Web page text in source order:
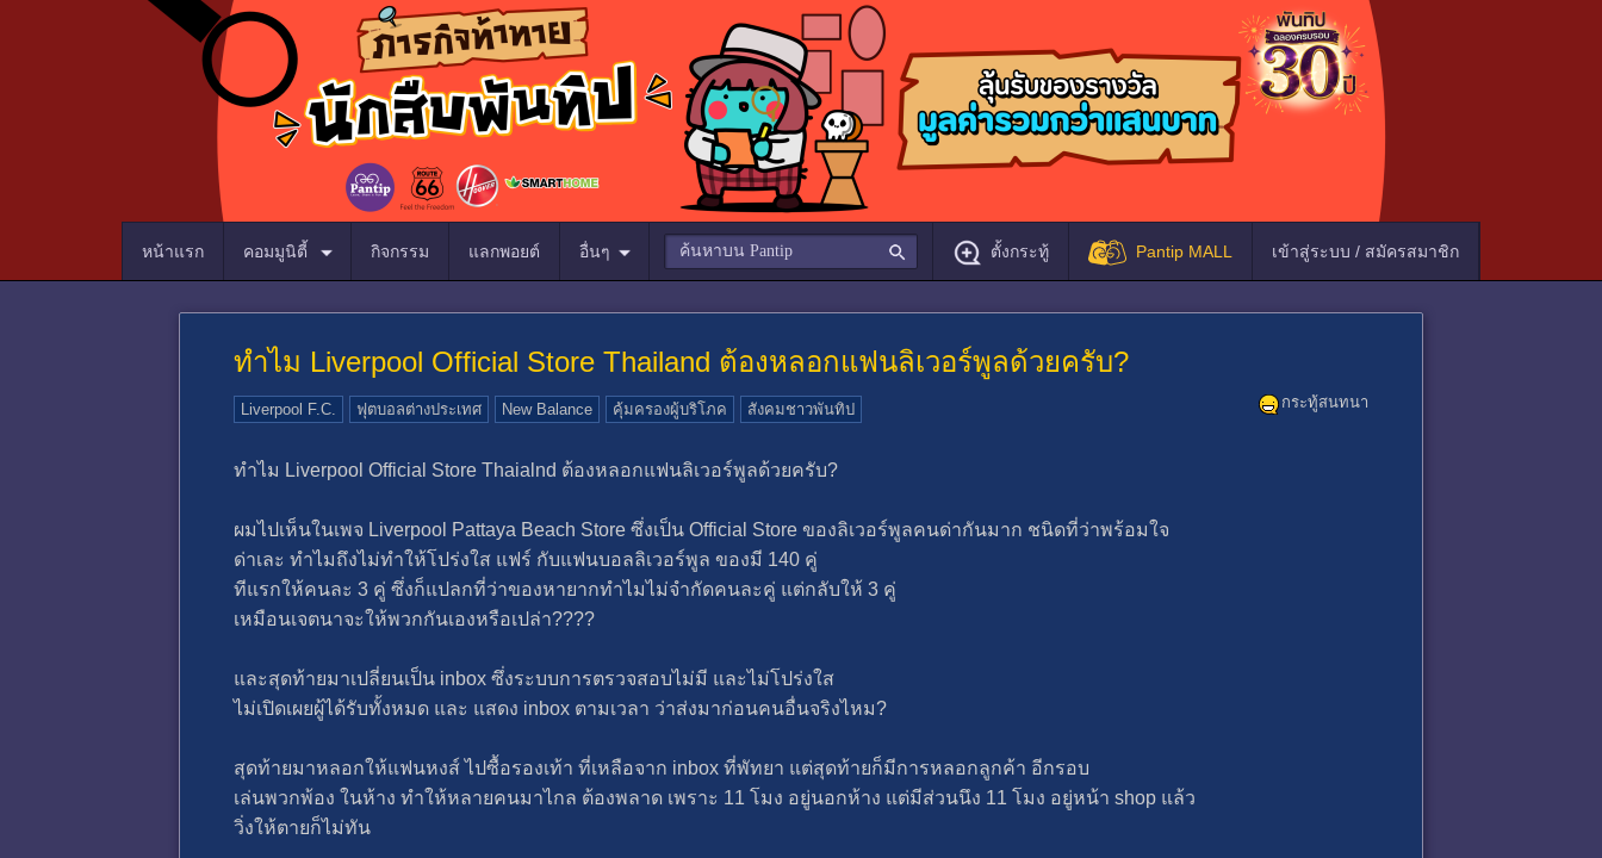
หน้าแรก คอมมูนิตี้ กิจกรรม แลกพอยต์ อื่นๆ ตั้งกระทู้ Pantip MALL เข้าสู่ระบบ / สมัครสมาชิก
ทำไม Liverpool Official Store Thailand ต้องหลอกแฟนลิเวอร์พูลด้วยครับ?
กระทู้สนทนา
Liverpool F.C. ฟุตบอลต่างประเทศ New Balance คุ้มครองผู้บริโภค สังคมชาวพันทิป
ทำไม Liverpool Official Store Thaialnd ต้องหลอกแฟนลิเวอร์พูลด้วยครับ?
ผมไปเห็นในเพจ Liverpool Pattaya Beach Store ซึ่งเป็น Official Store ของลิเวอร์พูลคนด่ากันมาก ชนิดที่ว่าพร้อมใจ
ด่าเละ ทำไมถึงไม่ทำให้โปร่งใส แฟร์ กับแฟนบอลลิเวอร์พูล ของมี 140 คู่
ทีแรกให้คนละ 3 คู่ ซึ่งก็แปลกที่ว่าของหายากทำไมไม่จำกัดคนละคู่ แต่กลับให้ 3 คู่
เหมือนเจตนาจะให้พวกกันเองหรือเปล่า????
และสุดท้ายมาเปลี่ยนเป็น inbox ซึ่งระบบการตรวจสอบไม่มี และไม่โปร่งใส
ไม่เปิดเผยผู้ได้รับทั้งหมด และ แสดง inbox ตามเวลา ว่าส่งมาก่อนคนอื่นจริงไหม?
สุดท้ายมาหลอกให้แฟนหงส์ ไปซื้อรองเท้า ที่เหลือจาก inbox ที่พัทยา แต่สุดท้ายก็มีการหลอกลูกค้า อีกรอบ
เล่นพวกพ้อง ในห้าง ทำให้หลายคนมาไกล ต้องพลาด เพราะ 11 โมง อยู่นอกห้าง แต่มีส่วนนึง 11 โมง อยู่หน้า shop แล้ว
วิ่งให้ตายก็ไม่ทัน